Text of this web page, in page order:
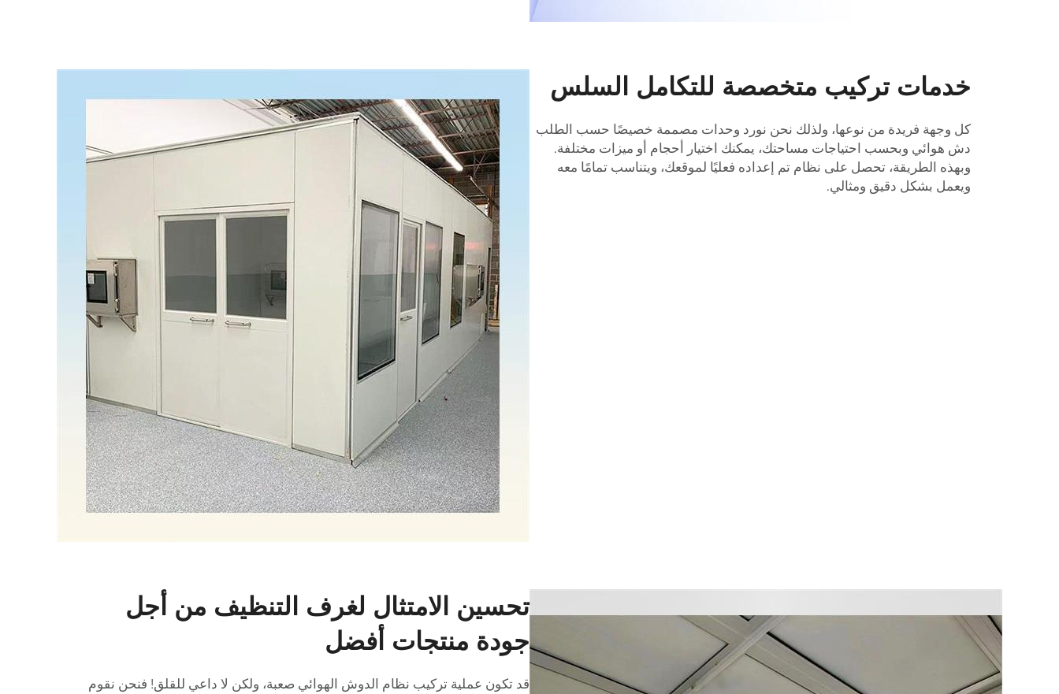
خدمات تركيب متخصصة للتكامل السلس
كل وجهة فريدة من نوعها، ولذلك نحن نورد وحدات مصممة خصيصًا حسب الطلب
دش هوائي وبحسب احتياجات مساحتك، يمكنك اختيار أحجام أو ميزات مختلفة.
وبهذه الطريقة، تحصل على نظام تم إعداده فعليًا لموقعك، ويتناسب تمامًا معه
ويعمل بشكل دقيق ومثالي.
تحسين الامتثال لغرف التنظيف من أجل
جودة منتجات أفضل
قد تكون عملية تركيب نظام الدوش الهوائي صعبة، ولكن لا داعي للقلق! فنحن نقوم